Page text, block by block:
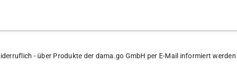
- über Produkte der dama.go GmbH per E-Mail informiert werden